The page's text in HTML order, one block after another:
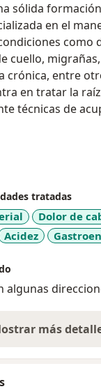
sólida
en el
como
cuello,
crónica, entre
en tratar la
técnicas de
efectiva y
en Derecho
lo que me
con una
y éticos de la
asesoría
general.
más
salud.
tratadas
Dolor de
Acidez
algunas
mássobre la